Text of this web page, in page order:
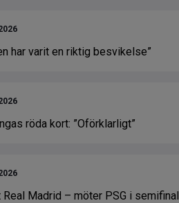
har varit en riktig besvikelse”
röda kort: ”Oförklarligt”
Madrid – möter PSG i semifinal